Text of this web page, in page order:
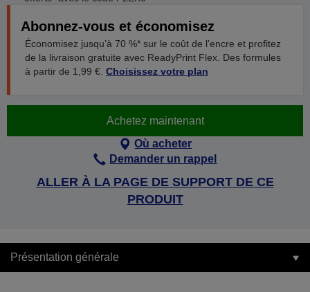
Abonnez-vous et économisez
Économisez jusqu’à 70 %* sur le coût de l’encre et profitez
de la livraison gratuite avec ReadyPrint Flex. Des formules
à partir de 1,99 €. Choisissez votre plan
Achetez maintenant
Où acheter
Demander un rappel
ALLER À LA PAGE DE SUPPORT DE CE
PRODUIT
Présentation générale